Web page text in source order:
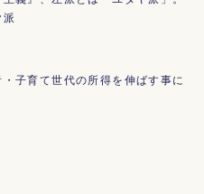
子育て世代の所得を伸ばす事に